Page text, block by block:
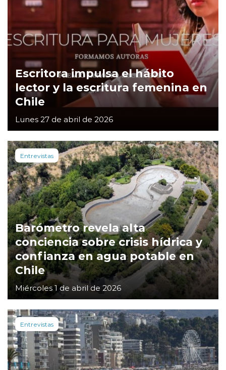
Escritora impulsa el hábito
lector y la escritura femenina en
Chile
Lunes 27 de abril de 2026
Entrevistas
Barómetro revela alta
conciencia sobre crisis hídrica y
confianza en agua potable en
Chile
Miércoles 1 de abril de 2026
Entrevistas